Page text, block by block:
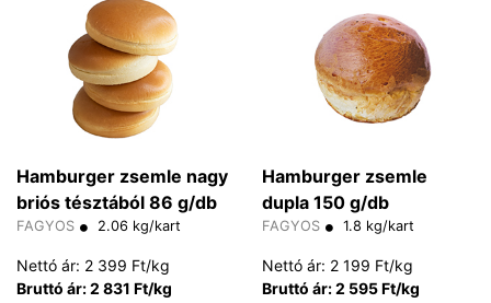
Hamburger zsemle nagy
briós tésztából 86 g/db
FAGYOS 2.06 kg/kart
Nettó ár: 2 399 Ft/kg
Bruttó ár: 2 831 Ft/kg
Hamburger zsemle
dupla 150 g/db
FAGYOS 1.8 kg/kart
Nettó ár: 2 199 Ft/kg
Bruttó ár: 2 595 Ft/kg